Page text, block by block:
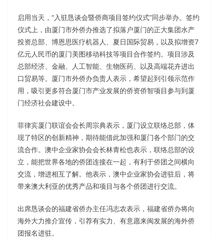
启用当天，“入驻恳谈会暨侨商项目签约仪式”同步举办。签约
仪式上，由厦门市外侨办推选了拟落户厦门的正大集团水产
投资总部、博恩思医疗机器人、夏日国际贸易，以及拟增资7
亿元人民币的厦门美图移动科技等项目合作签约。项目涉及
总部经济、金融、人工智能、生物医药、以及高端花卉进出
口贸易等。厦门市外侨办负责人表示，希望起到引领示范作
用，吸引更多符合厦门市产业发展的侨资侨智项目参与到厦
门经济社会建设中。
菲律宾厦门联谊会会长周宗典表示，厦门设立联络总部，体
现了特区的创新精神，期待能借此加强和厦门各个部门的交
流合作。澳中企业家协会会长林青松也表示，联络总部的设
立，能把世界各地的侨团连接在一起，有利于侨团之间横向
交流，增进相互了解。他表示，澳中企业家协会进驻后，将
带来澳大利亚的优秀产品和项目与各个侨团进行交流。
出席恳谈会的福建省侨办主任冯志农表示，福建省侨办将向
海外大力推介宣传，引荐有实力、有意愿来闽发展的海外侨
团报名进驻。